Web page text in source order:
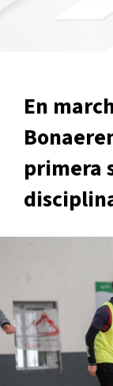
En
primera